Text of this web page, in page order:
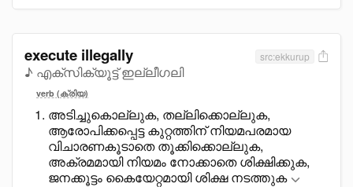
execute illegally
♪ എക്സിക്യൂട്ട് ഇല്ലീഗലി
src:ekkurup
verb (ക്രിയ)
അടിച്ചുകൊല്ലുക, തല്ലിക്കൊല്ലുക,
ആരോപിക്കപ്പെട്ട കുറ്റത്തിന് നിയമപരമായ
വിചാരണകൂടാതെ തൂക്കിക്കൊല്ലുക,
അക്രമമായി നിയമം നോക്കാതെ ശിക്ഷിക്കുക,
ജനക്കൂട്ടം കെെയേറ്റമായി ശിക്ഷ നടത്തുക